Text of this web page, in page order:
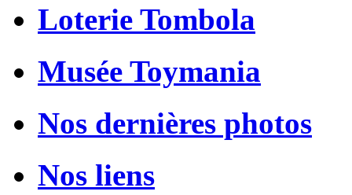
Loterie Tombola
Musée Toymania
Nos dernières photos
Nos liens